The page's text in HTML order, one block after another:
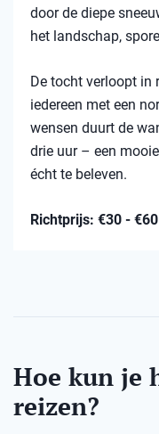
door de diepe
het landschap,
De tocht verloopt in
iedereen met een
wensen duurt de
drie uur – een
écht te beleven.
Richtprijs: €30 -
Hoe kun je
reizen?